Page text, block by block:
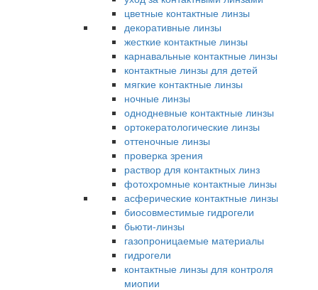
цветные контактные линзы
декоративные линзы
жесткие контактные линзы
карнавальные контактные линзы
контактные линзы для детей
мягкие контактные линзы
ночные линзы
однодневные контактные линзы
ортокератологические линзы
оттеночные линзы
проверка зрения
раствор для контактных линз
фотохромные контактные линзы
асферические контактные линзы
биосовместимые гидрогели
бьюти-линзы
газопроницаемые материалы
гидрогели
контактные линзы для контроля
миопии